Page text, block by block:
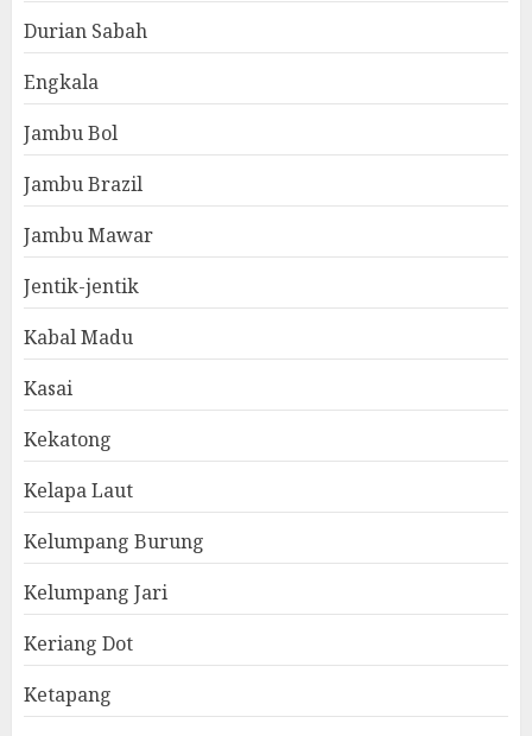
Durian Sabah
Engkala
Jambu Bol
Jambu Brazil
Jambu Mawar
Jentik-jentik
Kabal Madu
Kasai
Kekatong
Kelapa Laut
Kelumpang Burung
Kelumpang Jari
Keriang Dot
Ketapang